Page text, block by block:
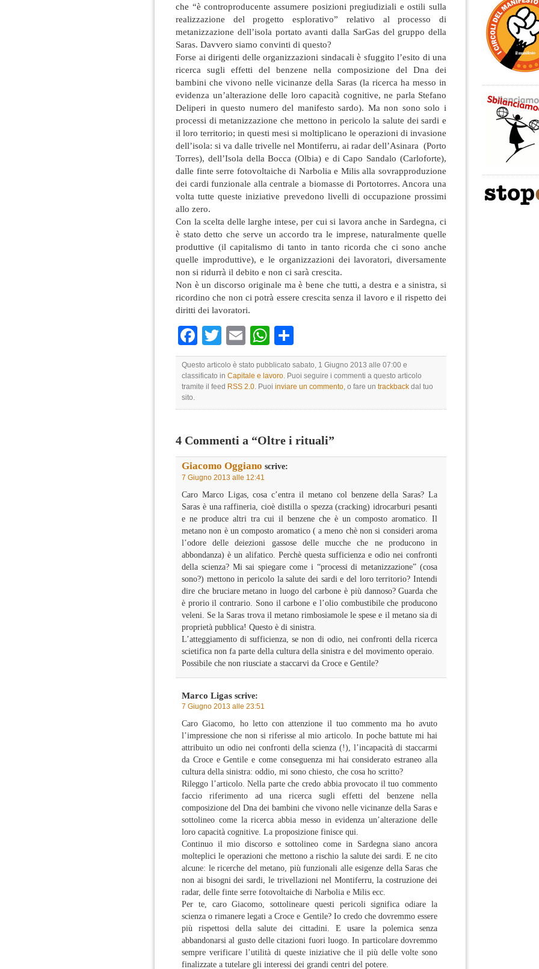
che “è controproducente assumere posizioni pregiudiziali e ostili sulla
realizzazione del progetto esplorativo” relativo al processo di
metanizzazione dell’isola portato avanti dalla SarGas del gruppo della
Saras. Davvero siamo convinti di questo?
Forse ai dirigenti delle organizzazioni sindacali è sfuggito l’esito di una
ricerca sugli effetti del benzene nella composizione del Dna dei
bambini che vivono nelle vicinanze della Saras (la ricerca ha messo in
evidenza un’alterazione delle loro capacità cognitive, ne parla Stefano
Deliperi in questo numero del manifesto sardo). Ma non sono solo i
processi di metanizzazione che mettono in pericolo la salute dei sardi e
il loro territorio; in questi mesi si moltiplicano le operazioni di invasione
dell’isola: si va dalle trivelle nel Montiferru, ai radar dell’Asinara (Porto
Torres), dell’Isola della Bocca (Olbia) e di Capo Sandalo (Carloforte),
dalle finte serre fotovoltaiche di Narbolia e Milis alla sovrapproduzione
dei cardi funzionale alla centrale a biomasse di Portotorres. Ancora una
volta tutte queste iniziative prevedono livelli di occupazione prossimi
allo zero.
Con la scelta delle larghe intese, per cui si lavora anche in Sardegna, ci
è stato detto che serve un accordo tra le imprese, naturalmente quelle
produttive (il capitalismo di tanto in tanto ricorda che ci sono anche
quelle improduttive), e le organizzazioni dei lavoratori, diversamente
non si ridurrà il debito e non ci sarà crescita.
Non è un discorso originale ma è bene che tutti, a destra e a sinistra, si
ricordino che non ci potrà essere crescita senza il lavoro e il rispetto dei
diritti dei lavoratori.
Facebook
TwitterEmailWhatsApp
Questo articolo è stato pubblicato sabato, 1 Giugno 2013 alle 07:00 e
classificato in Capitale e lavoro. Puoi seguire i commenti a questo articolo
tramite il feed RSS 2.0. Puoi inviare un commento, o fare un trackback dal tuo
sito.
4 Commenti a “Oltre i rituali”
Giacomo Oggiano scrive:
7 Giugno 2013 alle 12:41
Caro Marco Ligas, cosa c’entra il metano col benzene della Saras? La
Saras è una raffineria, cioè distilla o spezza (cracking) idrocarburi pesanti
e ne produce altri tra cui il benzene che è un composto aromatico. Il
metano non è un composto aromatico ( a meno chè non si consideri aroma
l’odore delle deiezioni gassose delle mucche che ne producono in
abbondanza) è un alifatico. Perchè questa sufficienza e odio nei confronti
della scienza? Mi sai spiegare come i “processi di metanizzazione” (cosa
sono?) mettono in pericolo la salute dei sardi e del loro territorio? Intendi
dire che bruciare metano in luogo del carbone è più dannoso? Guarda che
è prorio il contrario. Sono il carbone e l’olio combustibile che producono
veleni. Se la Saras trova il metano rimbosiamole le spese e il metano sia di
proprietà pubblica! Questo è di sinistra.
L’atteggiamento di sufficienza, se non di odio, nei confronti della ricerca
scietifica non fa parte della cultura della sinistra e del movimento operaio.
Possibile che non riusciate a staccarvi da Croce e Gentile?
Marco Ligas scrive:
7 Giugno 2013 alle 23:51
Caro Giacomo, ho letto con attenzione il tuo commento ma ho avuto
l’impressione che non si riferisse al mio articolo. In poche battute mi hai
attribuito un odio nei confronti della scienza (!), l’incapacità di staccarmi
da Croce e Gentile e come conseguenza mi hai considerato estraneo alla
cultura della sinistra: oddio, mi sono chiesto, che cosa ho scritto?
Rileggo l’articolo. Nella parte che credo abbia provocato il tuo commento
faccio riferimento ad una ricerca sugli effetti del benzene nella
composizione del Dna dei bambini che vivono nelle vicinanze della Saras e
sottolineo come la ricerca abbia messo in evidenza un’alterazione delle
loro capacità cognitive. La proposizione finisce qui.
Continuo il mio discorso e sottolineo come in Sardegna siano ancora
molteplici le operazioni che mettono a rischio la salute dei sardi. E ne cito
alcune: le ricerche del metano, più funzionali alle esigenze della Saras che
non ai bisogni dei sardi, le trivellazioni nel Montiferru, la costruzione dei
radar, delle finte serre fotovoltaiche di Narbolia e Milis ecc.
Per te, caro Giacomo, sottolineare questi pericoli significa odiare la
scienza o rimanere legati a Croce e Gentile? Io credo che dovremmo essere
più rispettosi della salute dei cittadini. E usare la polemica senza
abbandonarsi al gusto delle citazioni fuori luogo. In particolare dovremmo
sempre verificare l’utilità di queste iniziative che il più delle volte sono
finalizzate a tutelare gli interessi dei grandi centri del potere.